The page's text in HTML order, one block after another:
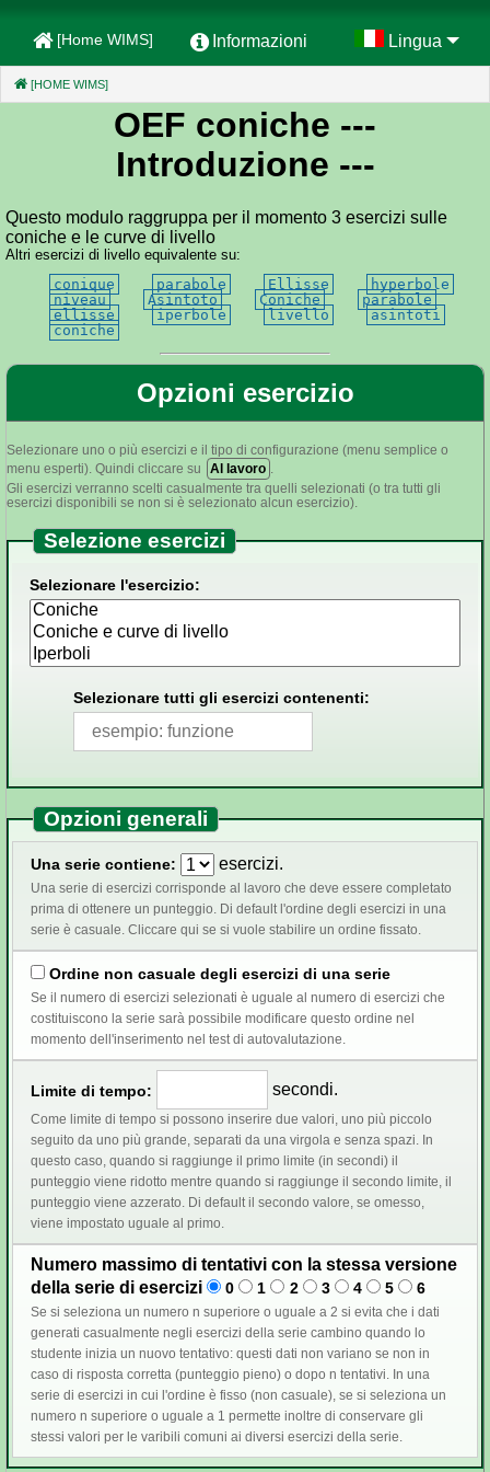
[Home WIMS] Informazioni Lingua
[HOME WIMS]
OEF coniche ---
Introduzione ---
Questo modulo raggruppa per il momento 3 esercizi sulle
coniche e le curve di livello
Altri esercizi di livello equivalente su:
conique
parabole Ellisse
hyperbole
niveau
Asintoto Coniche
parabole
ellisse
iperbole livello
asintoti
coniche
Opzioni esercizio
Selezionare uno o più esercizi e il tipo di configurazione (menu semplice o
menu esperti). Quindi cliccare su
Al lavoro
Gli esercizi verranno scelti casualmente tra quelli selezionati (o tra tutti gli
esercizi disponibili se non si è selezionato alcun esercizio).
Selezione esercizi
Selezionare l'esercizio:
Selezionare tutti gli esercizi contenenti:
Opzioni generali
Una serie contiene: esercizi.
Una serie di esercizi corrisponde al lavoro che deve essere completato
prima di ottenere un punteggio. Di default l'ordine degli esercizi in una
serie è casuale. Cliccare qui se si vuole stabilire un ordine fissato.
Ordine non casuale degli esercizi di una serie
Se il numero di esercizi selezionati è uguale al numero di esercizi che
costituiscono la serie sarà possibile modificare questo ordine nel
momento dell'inserimento nel test di autovalutazione.
Limite di tempo: secondi.
Come limite di tempo si possono inserire due valori, uno più piccolo
seguito da uno più grande, separati da una virgola e senza spazi. In
questo caso, quando si raggiunge il primo limite (in secondi) il
punteggio viene ridotto mentre quando si raggiunge il secondo limite, il
punteggio viene azzerato. Di default il secondo valore, se omesso,
viene impostato uguale al primo.
Numero massimo di tentativi con la stessa versione
della serie di esercizi
0 1 2 3 4 5 6
Se si seleziona un numero n superiore o uguale a 2 si evita che i dati
generati casualmente negli esercizi della serie cambino quando lo
studente inizia un nuovo tentativo: questi dati non variano se non in
caso di risposta corretta (punteggio pieno) o dopo n tentativi. In una
serie di esercizi in cui l'ordine è fisso (non casuale), se si seleziona un
numero n superiore o uguale a 1 permette inoltre di conservare gli
stessi valori per le varibili comuni ai diversi esercizi della serie.